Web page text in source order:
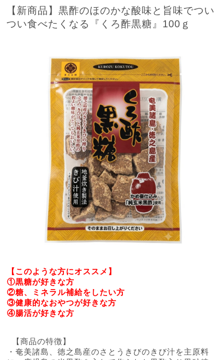
【新商品】黒酢のほのかな酸味と旨味でつい
つい食べたくなる『くろ酢黒糖』100ｇ
【このような方にオススメ】
①黒糖が好きな方
②糖、ミネラル補給をしたい方
③健康的なおやつが好きな方
④腸活が好きな方
【商品の特徴】
・奄美諸島、徳之島産のさとうきびのきび汁を主原料